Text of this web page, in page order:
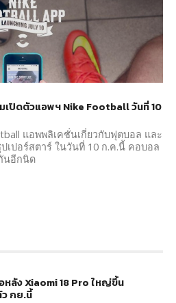
เปิดตัวแอพฯ Nike Football วันที่ 10
แอพพลิเคชั่นเกี่ยวกับฟุตบอล และ
เปอร์สตาร์ ในวันที่ 10 ก.ค.นี้ คอบอล
นอีกนิด
ลัง Xiaomi 18 Pro ใหญ่ขึ้น
กย.นี้